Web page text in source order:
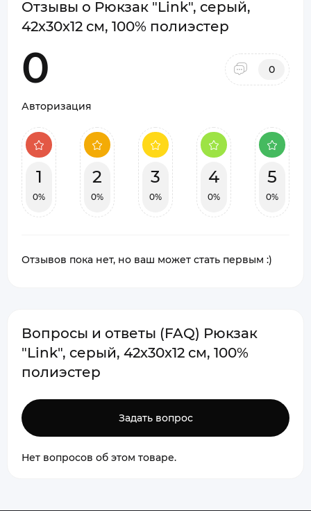
Отзывы о Рюкзак "Link", cерый,
42х30х12 см, 100% полиэстер
0 0
Авторизация
1
0%
2
0%
3
0%
4
0%
5
0%
Отзывов пока нет, но ваш может стать первым :)
Вопросы и ответы (FAQ) Рюкзак
"Link", cерый, 42х30х12 см, 100%
полиэстер
Задать вопрос
Нет вопросов об этом товаре.